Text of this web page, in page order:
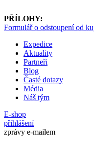
PŘÍLOHY:
Formulář o odstoupení od
Expedice
Aktuality
Partneři
Blog
Časté dotazy
Média
Náš tým
E-shop
přihlášení
zprávy e-mailem